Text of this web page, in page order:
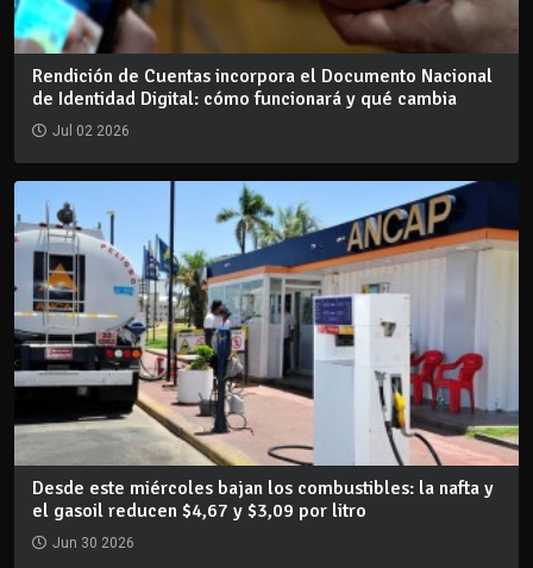
Rendición de Cuentas incorpora el Documento Nacional
de Identidad Digital: cómo funcionará y qué cambia
Jul 02 2026
Desde este miércoles bajan los combustibles: la nafta y
el gasoil reducen $4,67 y $3,09 por litro
Jun 30 2026